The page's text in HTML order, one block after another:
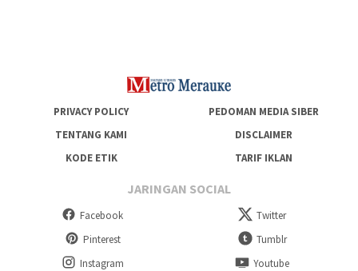
PRIVACY POLICY
PEDOMAN MEDIA SIBER
TENTANG KAMI
DISCLAIMER
KODE ETIK
TARIF IKLAN
JARINGAN SOCIAL
Facebook
Twitter
Pinterest
Tumblr
Instagram
Youtube